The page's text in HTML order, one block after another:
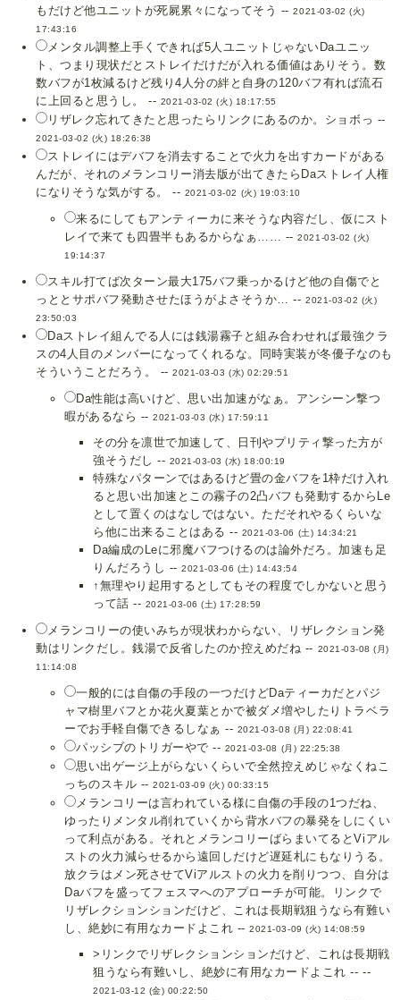
もだけど他ユニットが死屍累々になってそう --2021-03-02 (火)
17:43:16
メンタル調整上手くできれば5人ユニットじゃないDaユニッ
ト、つまり現状だとストレイだけだが入れる価値はありそう。数
数バフが1枚減るけど残り4人分の絆と自身の120バフ有れば流石
に上回ると思うし。 -- 2021-03-02 (火) 18:17:55
リザレク忘れてきたと思ったらリンクにあるのか。ショボっ --
2021-03-02 (火) 18:26:38
ストレイにはデバフを消去することで火力を出すカードがある
んだが、それのメランコリー消去版が出てきたらDaストレイ人権
になりそうな気がする。 -- 2021-03-02 (火) 19:03:10
来るにしてもアンティーカに来そうな内容だし、仮にスト
レイで来ても四畳半もあるからなぁ…… --2021-03-02 (火)
19:14:37
スキル打てば次ターン最大175バフ乗っかるけど他の自傷でと
っととサポバフ発動させたほうがよさそうか… --2021-03-02 (火)
23:50:03
Daストレイ組んでる人には銭湯霧子と組み合わせれば最強クラ
スの4人目のメンバーになってくれるな。同時実装が冬優子なのも
そういうことだろう。 --2021-03-03 (水) 02:29:51
Da性能は高いけど、思い出加速がなぁ。アンシーン撃つ
暇があるなら --2021-03-03 (水) 17:59:11
その分を凛世で加速して、日刊やプリティ撃った方が
強そうだし -- 2021-03-03 (水) 18:00:19
特殊なパターンではあるけど畳の金バフを1枠だけ入れ
ると思い出加速とこの霧子の2凸バフも発動するからLe
として置くのはなしではない。ただそれやるくらいな
ら他に出来ることはある -- 2021-03-06 (土) 14:34:21
Da編成のLeに邪魔バフつけるのは論外だろ。加速も足
りんだろうし --2021-03-06 (土) 14:43:54
↑無理やり起用するとしてもその程度でしかないと思う
って話 -- 2021-03-06 (土) 17:28:59
メランコリーの使いみちが現状わからない、リザレクション発
動はリンクだし。銭湯で反省したのか控えめだね -- 2021-03-08 (月)
11:14:08
一般的には自傷の手段の一つだけどDaティーカだとパジ
ャマ樹里バフとか花火夏葉とかで被ダメ増やしたりトラベラ
ーでお手軽自傷できるしなぁ -- 2021-03-08 (月) 22:08:41
パッシブのトリガーやで -- 2021-03-08 (月) 22:25:38
思い出ゲージ上がらないくらいで全然控えめじゃなくねこ
っちのスキル --2021-03-09 (火) 00:33:15
メランコリーは言われている様に自傷の手段の1つだね、
ゆったりメンタル削れていくから背水バフの暴発をしにくい
って利点がある。それとメランコリーばらまいてるとViアル
ストの火力減らせるから遠回しだけど遅延札にもなりうる。
放クラはメン死させてViアルストの火力を削りつつ、自分は
Daバフを盛ってフェスマへのアプローチが可能。リンクで
リザレクションションだけど、これは長期戦狙うなら有難い
し、絶妙に有用なカードよこれ --2021-03-09 (火) 14:08:59
>リンクでリザレクションションだけど、これは長期戦
狙うなら有難いし、絶妙に有用なカードよこれ -- --
2021-03-12 (金) 00:22:50